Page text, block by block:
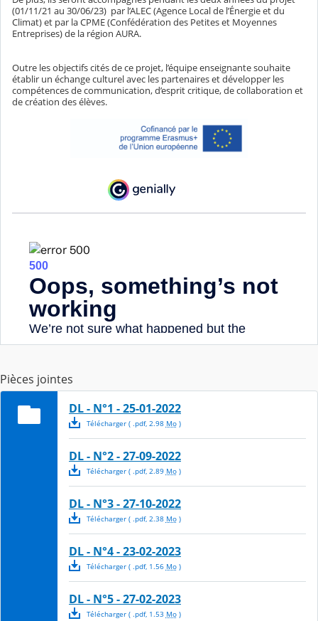
(01/11/21 au 30/06/23) par l’ALEC (Agence Local de l’Énergie et du
Climat) et par la CPME (Confédération des Petites et Moyennes
Entreprises) de la région AURA.
Outre les objectifs cités de ce projet, l’équipe enseignante souhaite
établir un échange culturel avec les partenaires et développer les
compétences de communication, d’esprit critique, de collaboration et
de création des élèves.
Pièces jointes
DL - N°1 - 25-01-2022
Télécharger( .pdf, 2.98 Mo)
DL - N°2 - 27-09-2022
Télécharger( .pdf, 2.89 Mo)
DL - N°3 - 27-10-2022
Télécharger( .pdf, 2.38 Mo)
DL - N°4 - 23-02-2023
Télécharger( .pdf, 1.56 Mo)
DL - N°5 - 27-02-2023
Télécharger( .pdf, 1.53 Mo)